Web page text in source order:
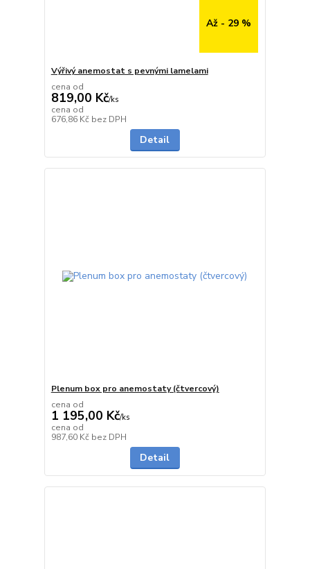
Až - 29 %
Výřivý anemostat s pevnými lamelami
cena od
819,00 Kč/ks
cena od
676,86 Kč bez DPH
Detail
Plenum box pro anemostaty (čtvercový)
cena od
1 195,00 Kč/ks
cena od
987,60 Kč bez DPH
Detail